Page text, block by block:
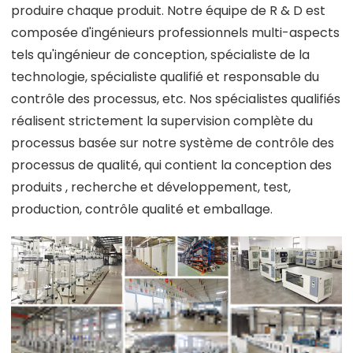
produire chaque produit. Notre équipe de R & D est
composée d'ingénieurs professionnels multi-aspects
tels qu'ingénieur de conception, spécialiste de la
technologie, spécialiste qualifié et responsable du
contrôle des processus, etc. Nos spécialistes qualifiés
réalisent strictement la supervision complète du
processus basée sur notre système de contrôle des
processus de qualité, qui contient la conception des
produits , recherche et développement, test,
production, contrôle qualité et emballage.